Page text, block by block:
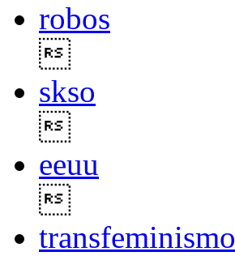
robos
skso
eeuu
transfeminismo